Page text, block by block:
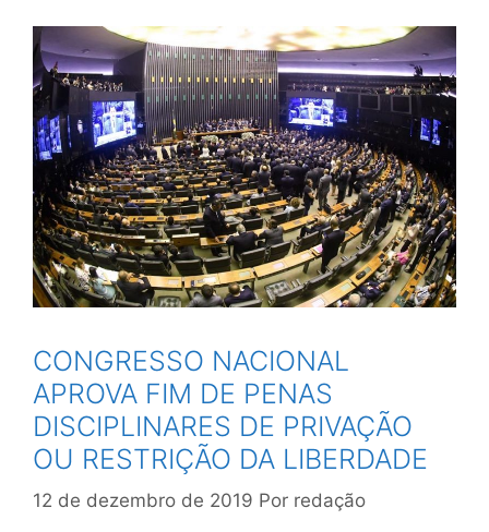
CONGRESSO NACIONAL
APROVA FIM DE PENAS
DISCIPLINARES DE PRIVAÇÃO
OU RESTRIÇÃO DA LIBERDADE
12 de dezembro de 2019 Por redação